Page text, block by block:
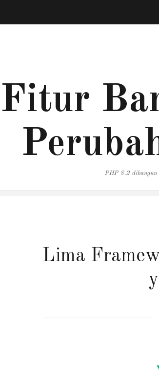
Fitur
PHP 8.2 dibangun
Lima